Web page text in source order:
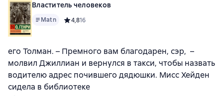
Властитель человеков
Matn Средний рейтинг 4,8 на основе 16 оценок
4,816
его Толман. – Премного вам благодарен, сэр, –
молвил Джиллиан и вернулся в такси, чтобы назвать
водителю адрес почившего дядюшки. Мисс Хейден
сидела в библиотеке